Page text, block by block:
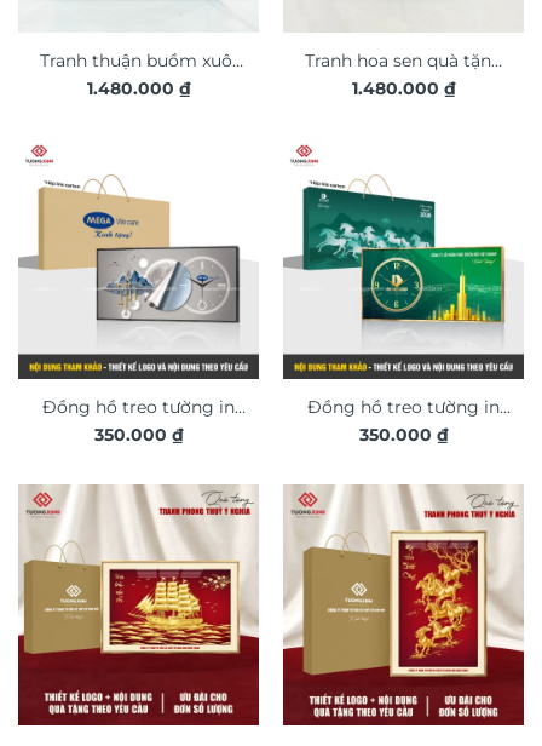
Tranh thuận buồm xuôi
gió quà tặng sang trọng
1.480.000 ₫
Tranh hoa sen quà tặng
cao cấp TDV20
1.480.000 ₫
Đồng hồ treo tường in
logo thiết kế theo yêu
nghiệp mang dấu ấn
riêng DGL26
350.000 ₫
Đồng hồ treo tường in
logo thiết kế theo yêu
kiện mang dấu ấn riêng
DGL31
350.000 ₫